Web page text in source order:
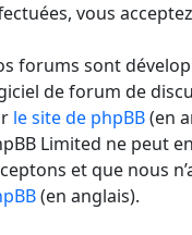
vous
forums sont
de forum de
le site de phpBB(en
Limited ne peut
et que nous
(en anglais).